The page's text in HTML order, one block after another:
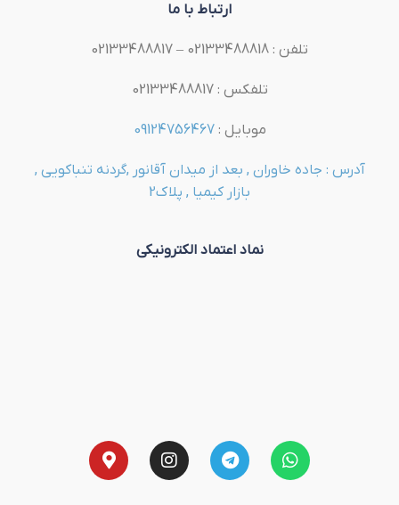
ارتباط با ما
تلفن : 02133488818 – 02133488817
تلفکس : 02133488817
موبایل :09124756467
آدرس : جاده خاوران , بعد از میدان آقانور ,گردنه تنباکویی ,
بازار کیمیا , پلاک2
نماد اعتماد الکترونیکی